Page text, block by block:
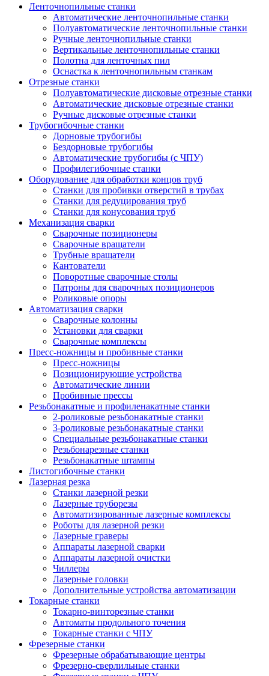
Ленточнопильные станки
Автоматические ленточнопильные станки
Полуавтоматические ленточнопильные станки
Ручные ленточнопильные станки
Вертикальные ленточнопильные станки
Полотна для ленточных пил
Оснастка к ленточнопильным станкам
Отрезные станки
Полуавтоматические дисковые отрезные станки
Автоматические дисковые отрезные станки
Ручные дисковые отрезные станки
Трубогибочные станки
Дорновые трубогибы
Бездорновые трубогибы
Автоматические трубогибы (с ЧПУ)
Профилегибочные станки
Оборудование для обработки концов труб
Станки для пробивки отверстий в трубах
Станки для редуцирования труб
Станки для конусования труб
Механизация сварки
Сварочные позиционеры
Сварочные вращатели
Трубные вращатели
Кантователи
Поворотные сварочные столы
Патроны для сварочных позиционеров
Роликовые опоры
Автоматизация сварки
Сварочные колонны
Установки для сварки
Сварочные комплексы
Пресс-ножницы и пробивные станки
Пресс-ножницы
Позиционирующие устройства
Автоматические линии
Пробивные прессы
Резьбонакатные и профиленакатные станки
2-роликовые резьбонакатные станки
3-роликовые резьбонакатные станки
Специальные резьбонакатные станки
Резьбонарезные станки
Резьбонакатные штампы
Листогибочные станки
Лазерная резка
Станки лазерной резки
Лазерные труборезы
Автоматизированные лазерные комплексы
Роботы для лазерной резки
Лазерные граверы
Аппараты лазерной сварки
Аппараты лазерной очистки
Чиллеры
Лазерные головки
Дополнительные устройства автоматизации
Токарные станки
Токарно-винторезные станки
Автоматы продольного точения
Токарные станки с ЧПУ
Фрезерные станки
Фрезерные обрабатывающие центры
Фрезерно-сверлильные станки